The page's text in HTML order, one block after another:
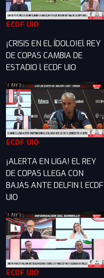
ECDF UIO
¡CRISIS EN EL ÍDOLO!El REY
DE COPAS CAMBIA DE
ESTADIO l ECDF UIO
ECDF UIO
¡ALERTA EN LIGA! EL REY
DE COPAS LLEGA CON
BAJAS ANTE DELFIN l ECDF
UIO
ECDF UIO